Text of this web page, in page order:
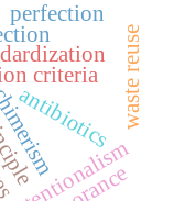
intentionalism
antibiotics waste reuse
criteria
perfection